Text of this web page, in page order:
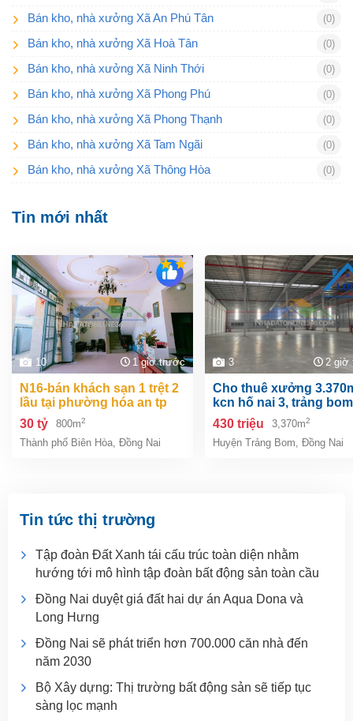
Bán kho, nhà xưởng Xã An Phú Tân (0)
Bán kho, nhà xưởng Xã Hoà Tân (0)
Bán kho, nhà xưởng Xã Ninh Thới (0)
Bán kho, nhà xưởng Xã Phong Phú (0)
Bán kho, nhà xưởng Xã Phong Thạnh (0)
Bán kho, nhà xưởng Xã Tam Ngãi (0)
Bán kho, nhà xưởng Xã Thông Hòa (0)
Tin mới nhất
10 1 giờ trước
n16-bán khách sạn 1 trệt 2
lầu tại phường hóa an tp
biên hòa dt 800m2 giá 30 tỷ
30 tỷ 800m2
Thành phố Biên Hòa, Đồng Nai
3 2 giờ
cho thuê xưởng 3.370m2 .
kcn hố nai 3, trảng
đồng nai
430 triệu 3,370m2
Huyện Trảng Bom, Đồng Nai
Tin tức thị trường
Tập đoàn Đất Xanh tái cấu trúc toàn diện nhằm
hướng tới mô hình tập đoàn bất động sản toàn cầu
Đồng Nai duyệt giá đất hai dự án Aqua Dona và
Long Hưng
Đồng Nai sẽ phát triển hơn 700.000 căn nhà đến
năm 2030
Bộ Xây dựng: Thị trường bất động sản sẽ tiếp tục
sàng lọc mạnh